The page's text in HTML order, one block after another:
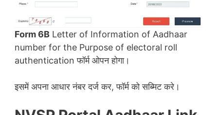
Form 6B Letter of Information of Aadhaar
number for the Purpose of electoral roll
authentication फॉर्म ओपन होगा।
इसमें अपना आधार नंबर दर्ज कर, फॉर्म को सब्मिट करे।